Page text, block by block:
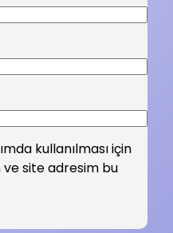
kullanılması için
site adresim bu